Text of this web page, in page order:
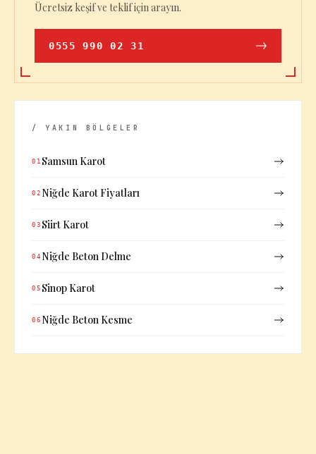
Ücretsiz keşif ve teklif için arayın.
0555 990 02 31
/ YAKIN BÖLGELER
01 Samsun Karot
02 Niğde Karot Fiyatları
03 Siirt Karot
04 Niğde Beton Delme
05 Sinop Karot
06 Niğde Beton Kesme